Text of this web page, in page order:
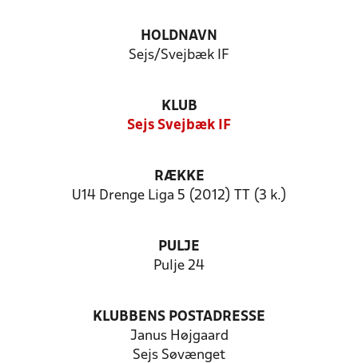
HOLDNAVN
Sejs/Svejbæk IF
KLUB
Sejs Svejbæk IF
RÆKKE
U14 Drenge Liga 5 (2012) TT (3 k.)
PULJE
Pulje 24
KLUBBENS POSTADRESSE
Janus Højgaard
Sejs Søvænget